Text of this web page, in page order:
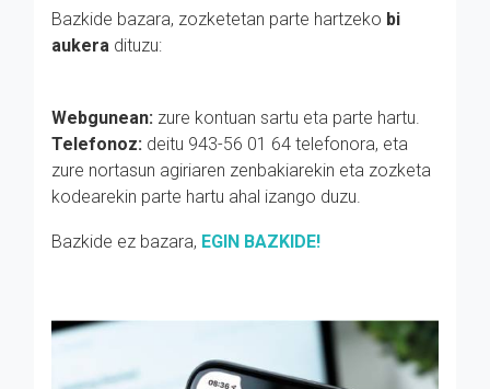
Bazkide bazara, zozketetan parte hartzeko bi
aukera dituzu:
Webgunean: zure kontuan sartu eta parte hartu.
Telefonoz: deitu 943-56 01 64 telefonora, eta
zure nortasun agiriaren zenbakiarekin eta zozketa
kodearekin parte hartu ahal izango duzu.
Bazkide ez bazara, EGIN BAZKIDE!